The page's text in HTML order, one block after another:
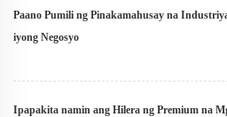
Paano Pumili ng Pinakamahusay na
iyong Negosyo
Ipapakita namin ang Hilera ng Premium na